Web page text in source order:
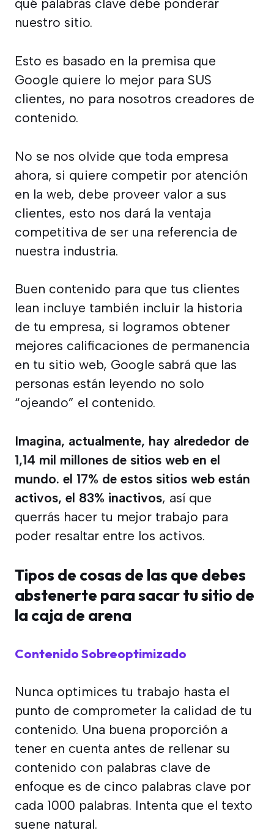
qué palabras clave debe ponderar
nuestro sitio.
Esto es basado en la premisa que
Google quiere lo mejor para SUS
clientes, no para nosotros creadores de
contenido.
No se nos olvide que toda empresa
ahora, si quiere competir por atención
en la web, debe proveer valor a sus
clientes, esto nos dará la ventaja
competitiva de ser una referencia de
nuestra industria.
Buen contenido para que tus clientes
lean incluye también incluir la historia
de tu empresa, si logramos obtener
mejores calificaciones de permanencia
en tu sitio web, Google sabrá que las
personas están leyendo no solo
“ojeando” el contenido.
Imagina, actualmente, hay alrededor de
1,14 mil millones de sitios web en el
mundo. el 17% de estos sitios web están
activos, el 83% inactivos, así que
querrás hacer tu mejor trabajo para
poder resaltar entre los activos.
Tipos de cosas de las que debes
abstenerte para sacar tu sitio de
la caja de arena
Contenido Sobreoptimizado
Nunca optimices tu trabajo hasta el
punto de comprometer la calidad de tu
contenido. Una buena proporción a
tener en cuenta antes de rellenar su
contenido con palabras clave de
enfoque es de cinco palabras clave por
cada 1000 palabras. Intenta que el texto
suene natural.